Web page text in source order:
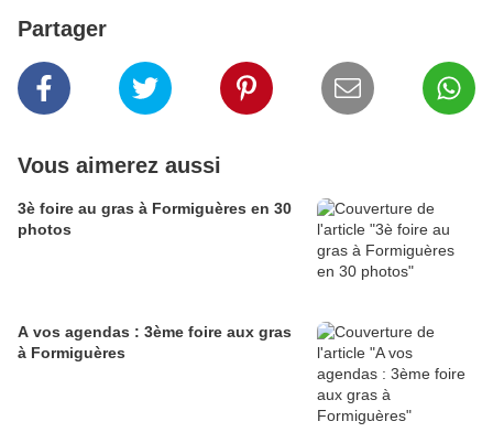
Partager
Vous aimerez aussi
3è foire au gras à Formiguères en 30
photos
A vos agendas : 3ème foire aux gras
à Formiguères